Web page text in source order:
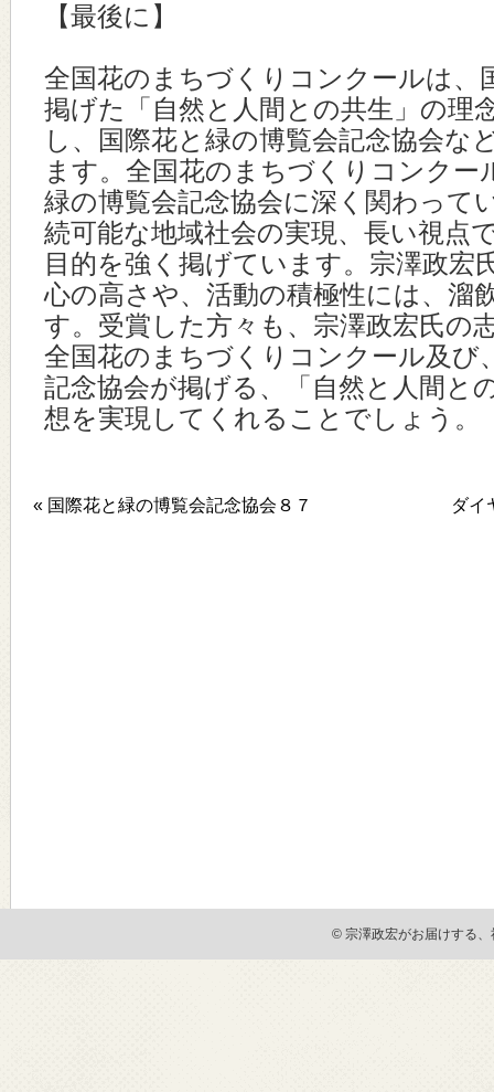
【最後に】
全国花のまちづくりコンクールは、
掲げた「自然と人間との共生」の理
し、国際花と緑の博覧会記念協会な
ます。全国花のまちづくりコンクー
緑の博覧会記念協会に深く関わって
続可能な地域社会の実現、長い視点
目的を強く掲げています。宗澤政宏
心の高さや、活動の積極性には、溜
す。受賞した方々も、宗澤政宏氏の
全国花のまちづくりコンクール及び
記念協会が掲げる、「自然と人間と
想を実現してくれることでしょう。
« 国際花と緑の博覧会記念協会８７ ダイ
© 宗澤政宏がお届けする